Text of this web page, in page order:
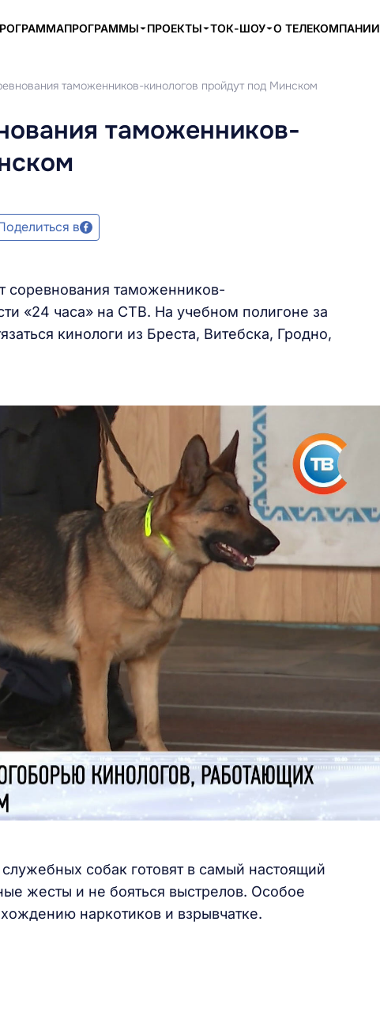
ПРОГРАММЫ ПРОЕКТЫ ТОК-ШОУ О ТЕЛЕКОМПАНИИ
таможенников-кинологов пройдут под Минском
таможенников-
в
соревнования таможенников-
«24 часа» на СТВ. На учебном полигоне за
кинологи из Бреста, Витебска, Гродно,
собак готовят в самый настоящий
жесты и не бояться выстрелов. Особое
наркотиков и взрывчатке.